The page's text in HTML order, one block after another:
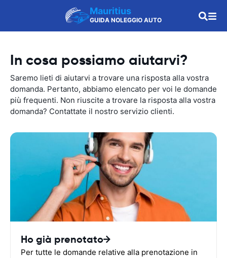
Mauritius
GUIDA NOLEGGIO AUTO
In cosa possiamo aiutarvi?
Saremo lieti di aiutarvi a trovare una risposta alla vostra
domanda. Pertanto, abbiamo elencato per voi le domande
più frequenti. Non riuscite a trovare la risposta alla vostra
domanda? Contattate il nostro servizio clienti.
Ho già prenotato
Per tutte le domande relative alla prenotazione in